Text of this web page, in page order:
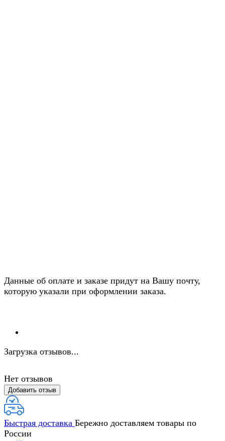
Данные об оплате и заказе придут на Вашу почту,
которую указали при оформлении заказа.
Загрузка отзывов...
Нет отзывов
Добавить отзыв
Быстрая доставка Бережно доставляем товары по
России